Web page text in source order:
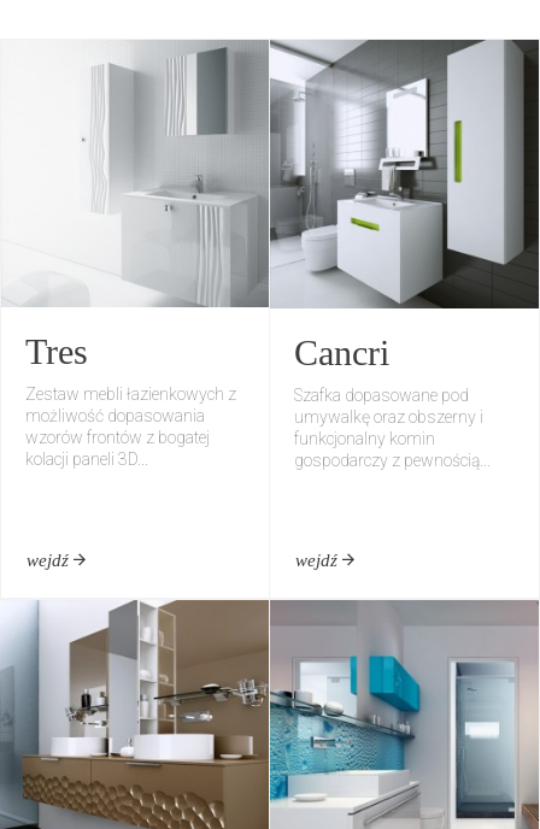
Tres
Zestaw mebli łazienkowych z
możliwość dopasowania
wzorów frontów z bogatej
kolacji paneli 3D...
wejdź
Cancri
Szafka dopasowane pod
umywalkę oraz obszerny i
funkcjonalny komin
gospodarczy z pewnością...
wejdź